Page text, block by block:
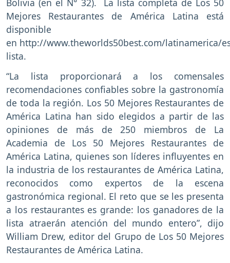
Bolivia (en el N° 32). La lista completa de Los 50
Mejores Restaurantes de América Latina está
disponible
en http://www.theworlds50best.com/latinamerica/
lista.
“La lista proporcionará a los comensales
recomendaciones confiables sobre la gastronomía
de toda la región. Los 50 Mejores Restaurantes de
América Latina han sido elegidos a partir de las
opiniones de más de 250 miembros de La
Academia de Los 50 Mejores Restaurantes de
América Latina, quienes son líderes influyentes en
la industria de los restaurantes de América Latina,
reconocidos como expertos de la escena
gastronómica regional. El reto que se les presenta
a los restaurantes es grande: los ganadores de la
lista atraerán atención del mundo entero”, dijo
William Drew, editor del Grupo de Los 50 Mejores
Restaurantes de América Latina.